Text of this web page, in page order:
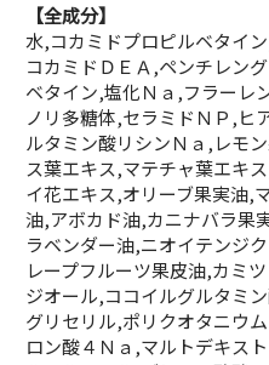
【全成分】
水,コカミドプロピルベタイ
コカミドＤＥＡ,ペンチレン
ベタイン,塩化Ｎａ,フラーレ
ノリ多糖体,セラミドＮＰ,ヒ
ルタミン酸リシンＮａ,レモ
ス葉エキス,マテチャ葉エキ
イ花エキス,オリーブ果実油,
油,アボカド油,カニナバラ果
ラベンダー油,ニオイテンジ
レープフルーツ果皮油,カミ
ジオール,ココイルグルタミ
グリセリル,ポリクオタニウ
ロン酸４Ｎａ,マルトデキス